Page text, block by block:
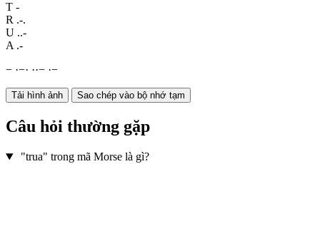
T -
R .-.
U ..-
A .-
− ·−· ··− ·−
Tải hình ảnh Sao chép vào bộ nhớ tạm
Câu hỏi thường gặp
"trua" trong mã Morse là gì?